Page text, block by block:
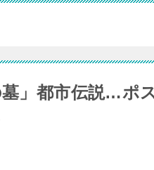
」都市伝説…ポ